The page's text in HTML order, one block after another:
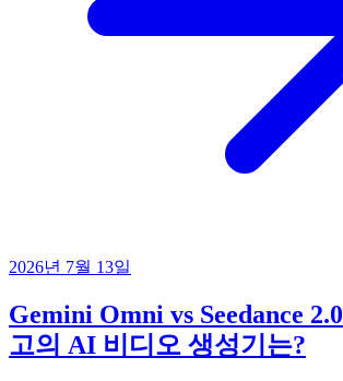
2026년 7월 13일
Gemini Omni vs Seedance
고의 AI 비디오 생성기는?